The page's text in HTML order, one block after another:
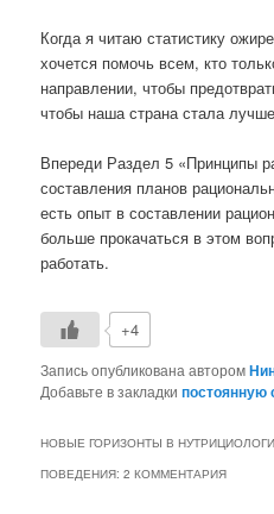
Когда я читаю статистику
хочется помочь всем, кто
направлении, чтобы
чтобы наша страна стала
Впереди Раздел 5 «Принципы
составления планов
есть опыт в составлении
больше прокачаться в этом
работать.
+4
Запись опубликована автором
Добавьте в закладкипостоянную
НОВЫЕ ГОРИЗОНТЫ В
ПОВЕДЕНИЯ: 2 КОММЕНТАРИЯ